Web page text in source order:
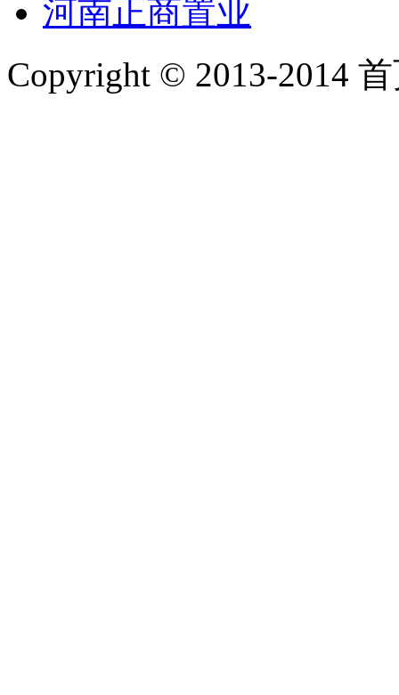
河南正商置业
Copyright © 2013-2014